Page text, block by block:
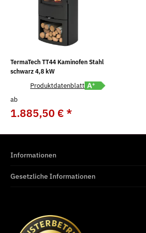
TermaTech TT44 Kaminofen Stahl
schwarz 4,8 kW
ProduktdatenblattEnergielabel A+ öffnen
ab
1.885,50 €*
Informationen
Gesetzliche Informationen